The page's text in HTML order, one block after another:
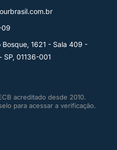
09
1621 - Sala 409 -
SP, 01136-001
acreditado desde 2010.
para acessar a verificação.